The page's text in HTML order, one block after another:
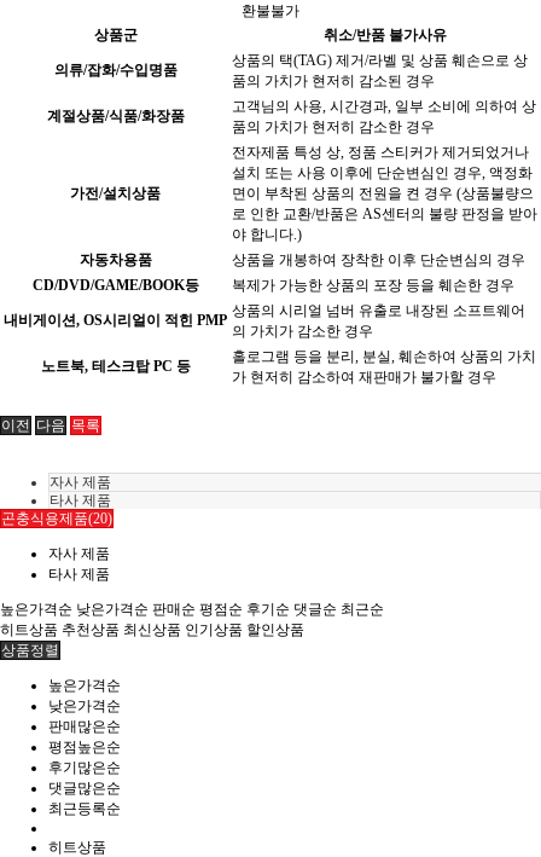
환불불가
상품군
취소/반품 불가사유
의류/잡화/수입명품
상품의 택(TAG) 제거/라벨 및 상품 훼손으로 상
품의 가치가 현저히 감소된 경우
계절상품/식품/화장품
고객님의 사용, 시간경과, 일부 소비에 의하여 상
품의 가치가 현저히 감소한 경우
가전/설치상품
전자제품 특성 상, 정품 스티커가 제거되었거나
설치 또는 사용 이후에 단순변심인 경우, 액정화
면이 부착된 상품의 전원을 켠 경우 (상품불량으
로 인한 교환/반품은 AS센터의 불량 판정을 받아
야 합니다.)
자동차용품
상품을 개봉하여 장착한 이후 단순변심의 경우
CD/DVD/GAME/BOOK등
복제가 가능한 상품의 포장 등을 훼손한 경우
내비게이션, OS시리얼이 적힌 PMP
상품의 시리얼 넘버 유출로 내장된 소프트웨어
의 가치가 감소한 경우
노트북, 테스크탑 PC 등
홀로그램 등을 분리, 분실, 훼손하여 상품의 가치
가 현저히 감소하여 재판매가 불가할 경우
이전 다음 목록
자사 제품
타사 제품
곤충식용제품(20)
자사 제품
타사 제품
높은가격순 낮은가격순 판매순 평점순 후기순 댓글순 최근순
히트상품 추천상품 최신상품 인기상품 할인상품
상품정렬
높은가격순
낮은가격순
판매많은순
평점높은순
후기많은순
댓글많은순
최근등록순
히트상품